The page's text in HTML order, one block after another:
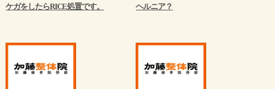
ケガをしたらRICE処置です。 ヘルニア？